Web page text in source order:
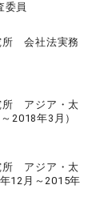
委員
所 会社法実務
所 アジア・太
2018年3月）
所 アジア・太
12月～2015年